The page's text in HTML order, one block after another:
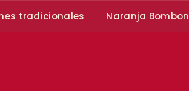
tradicionales Naranja Bombon